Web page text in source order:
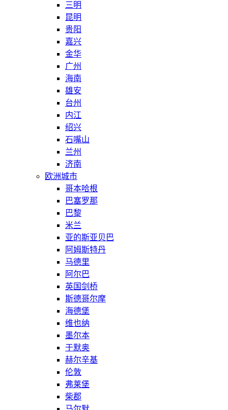
三明
昆明
贵阳
嘉兴
金华
广州
海南
雄安
台州
内江
绍兴
石嘴山
兰州
济南
欧洲城市
哥本哈根
巴塞罗那
巴黎
米兰
亚的斯亚贝巴
阿姆斯特丹
马德里
阿尔巴
英国剑桥
斯德哥尔摩
海德堡
维也纳
墨尔本
于默奥
赫尔辛基
伦敦
弗莱堡
柴郡